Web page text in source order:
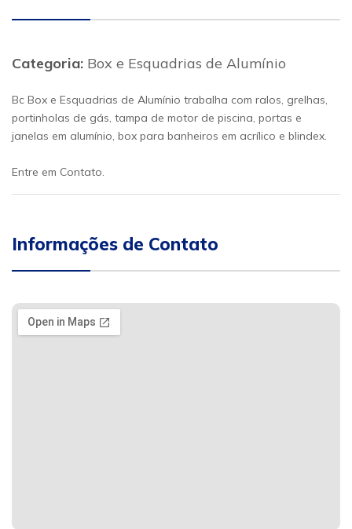
Categoria: Box e Esquadrias de Alumínio
Bc Box e Esquadrias de Alumínio trabalha com ralos, grelhas,
portinholas de gás, tampa de motor de piscina, portas e
janelas em alumínio, box para banheiros em acrílico e blindex.
Entre em Contato.
Informações de Contato